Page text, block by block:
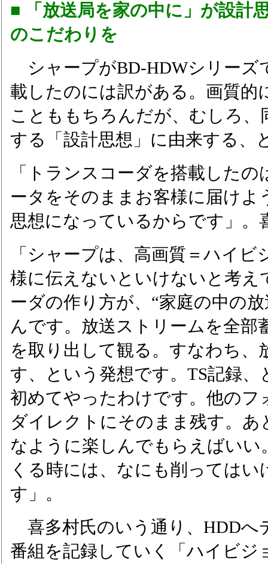
■ 「放送局を家の中に」が設計
のこだわりを
シャープがBD-HDWシリーズ
載したのには訳がある。画質的
ことももちろんだが、むしろ、
する「設計思想」に由来する、
「トランスコーダを搭載した
ータをそのままお客様に届けよ
思想になっているからです」。
「シャープは、高画質＝ハイ
様に伝えないといけないと考え
ーダの作り方が、“家庭の中の
んです。放送ストリームを全部
を取り出して観る。すなわち、
す、という発想です。TS記録
初めてやったわけです。他のフ
ダイレクトにそのまま残す。あ
なように楽しんでもらえばいい
くる時には、なにも削っては
す」。
喜多村氏のいう通り、HDDへ
番組を記録していく「ハイビジ